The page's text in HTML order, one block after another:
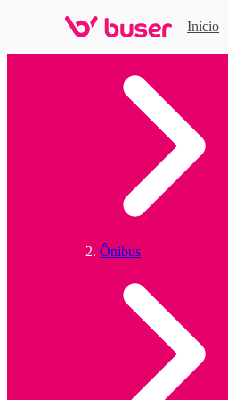
Início
Ônibus